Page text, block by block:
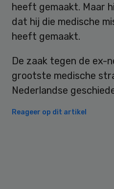
heeft gemaakt. Maar
dat hij die medische
heeft gemaakt.
De zaak tegen de ex-
grootste medische
Nederlandse
Reageer op dit artikel